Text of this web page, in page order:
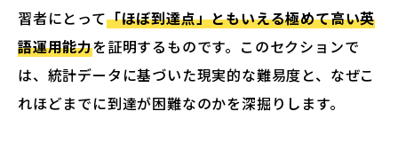
習者にとって「ほぼ到達点」ともいえる極めて高い英
語運用能力を証明するものです。このセクションで
は、統計データに基づいた現実的な難易度と、なぜこ
れほどまでに到達が困難なのかを深掘りします。